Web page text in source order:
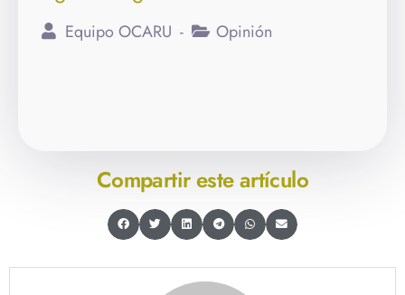
Equipo OCARU Opinión
Compartir este artículo